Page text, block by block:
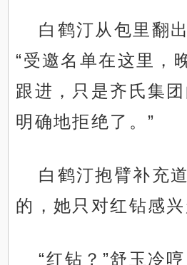
白鹤汀从包里翻
“受邀名单在这里，
跟进，只是齐氏集
明确地拒绝了。”
白鹤汀抱臂补充
的，她只对红钻感兴
“红钻？”舒玉冷